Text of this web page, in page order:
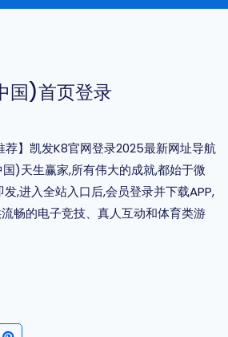
国)首页登录
】凯发K8官网登录2025最新网址导航
)天生赢家,所有伟大的成就,都始于微
,进入全站入口后,会员登录并下载APP,
畅的电子竞技、真人互动和体育类游